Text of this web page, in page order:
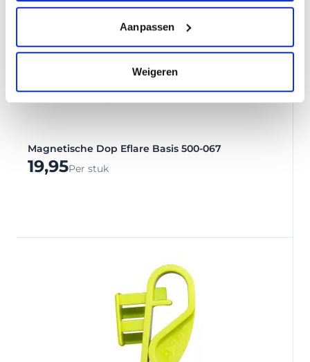
Aanpassen
Weigeren
Magnetische Dop Eflare Basis 500-067
19,95Per stuk